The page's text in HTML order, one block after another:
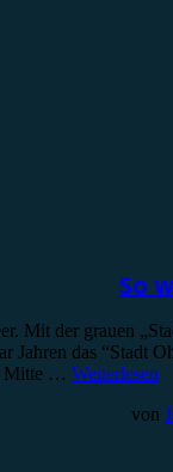
So
Mit der grauen
Jahren das
Mitte … Weiterlesen
von